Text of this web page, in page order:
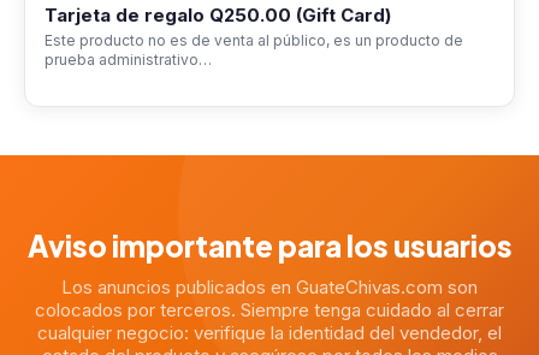
Tarjeta de regalo Q250.00 (Gift Card)
Este producto no es de venta al público, es un producto de
prueba administrativo…
Aviso importante para los usuarios
Los anuncios publicados en GuateChivas.com son
colocados por terceros. Siempre tenga cuidado al cerrar
cualquier negocio: verifique la identidad del vendedor, el